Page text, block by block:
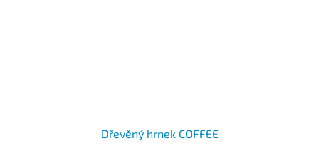
Dřevěný hrnek COFFEE